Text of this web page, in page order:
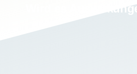
Wird es